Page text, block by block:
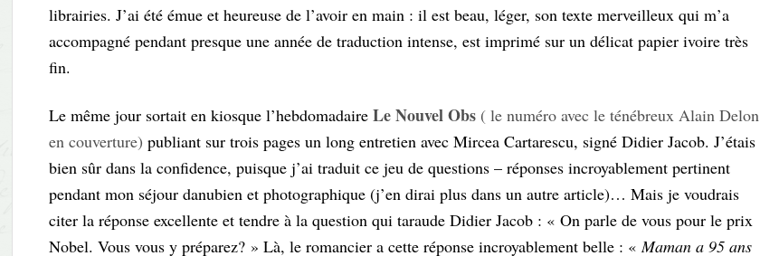
librairies. J’ai été émue et heureuse de l’avoir en main : il est beau, léger, son texte merveilleux qui m’a
accompagné pendant presque une année de traduction intense, est imprimé sur un délicat papier ivoire très
fin.
Le même jour sortait en kiosque l’hebdomadaireLe Nouvel Obs ( le numéro avec le ténébreux Alain Delon
en couverture) publiant sur trois pages un long entretien avec Mircea Cartarescu, signé Didier Jacob. J’étais
bien sûr dans la confidence, puisque j’ai traduit ce jeu de questions – réponses incroyablement pertinent
pendant mon séjour danubien et photographique (j’en dirai plus dans un autre article)… Mais je voudrais
citer la réponse excellente et tendre à la question qui taraude Didier Jacob : « On parle de vous pour le prix
Nobel. Vous vous y préparez? » Là, le romancier a cette réponse incroyablement belle : «Maman a 95 ans